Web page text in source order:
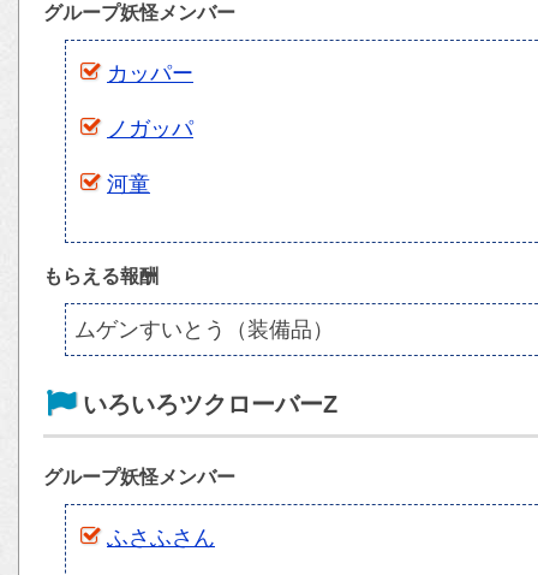
グループ妖怪メンバー
カッパー
ノガッパ
河童
もらえる報酬
ムゲンすいとう（装備品）
いろいろツクローバーZ
グループ妖怪メンバー
ふさふさん